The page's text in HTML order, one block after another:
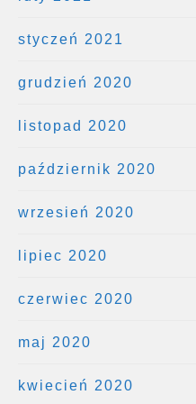
styczeń 2021
grudzień 2020
listopad 2020
październik 2020
wrzesień 2020
lipiec 2020
czerwiec 2020
maj 2020
kwiecień 2020